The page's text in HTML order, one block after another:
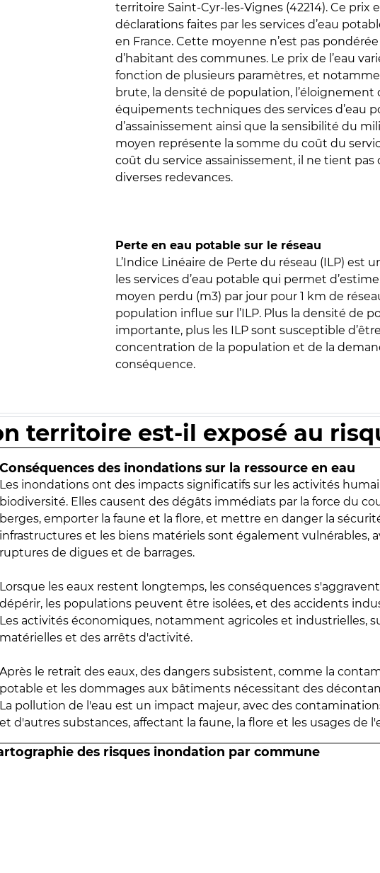
territoire Saint-Cyr-les-Vignes (42214). Ce prix
déclarations faites par les services d’eau
en France. Cette moyenne n’est pas
d’habitant des communes. Le prix de l’eau
fonction de plusieurs paramètres, et
brute, la densité de population, l’éloignement
équipements techniques des services d’eau
d’assainissement ainsi que la sensibilité du
moyen représente la somme du coût du
coût du service assainissement, il ne tient
diverses redevances.
Perte en eau potable sur le réseau
L’Indice Linéaire de Perte du réseau (ILP) est
les services d’eau potable qui permet
moyen perdu (m3) par jour pour 1 km de
population influe sur l’ILP. Plus la densité de
importante, plus les ILP sont susceptible
concentration de la population et de la
conséquence.
territoire est-il exposé au
Conséquences des inondations sur la ressource en eau
Les inondations ont des impacts significatifs sur les activités
biodiversité. Elles causent des dégâts immédiats par la force du
berges, emporter la faune et la flore, et mettre en danger la
infrastructures et les biens matériels sont également vulnérables,
ruptures de digues et de barrages.
Lorsque les eaux restent longtemps, les conséquences
dépérir, les populations peuvent être isolées, et des accidents
Les activités économiques, notamment agricoles et industrielles,
matérielles et des arrêts d'activité.
Après le retrait des eaux, des dangers subsistent, comme la
potable et les dommages aux bâtiments nécessitant des
La pollution de l'eau est un impact majeur, avec des
et d'autres substances, affectant la faune, la flore et les usages de
des risques inondation par commune